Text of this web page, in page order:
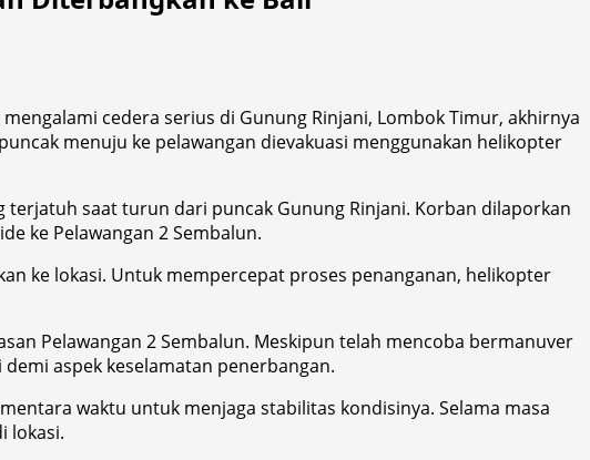
cedera serius di Gunung Rinjani, Lombok Timur, akhirnya
menuju ke pelawangan dievakuasi menggunakan helikopter
terjatuh saat turun dari puncak Gunung Rinjani. Korban dilaporkan
ke Pelawangan 2 Sembalun.
ke lokasi. Untuk mempercepat proses penanganan, helikopter
Pelawangan 2 Sembalun. Meskipun telah mencoba bermanuver
aspek keselamatan penerbangan.
waktu untuk menjaga stabilitas kondisinya. Selama masa
lokasi.